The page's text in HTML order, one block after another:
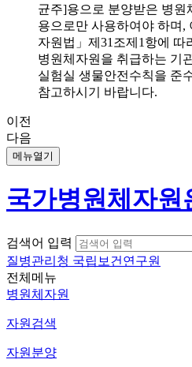
균주]용으로 분양받은 병원
용으로만 사용하여야 하며,
자원법」제31조제1항에 따
병원체자원을 취급하는 기
실험실 생물안전수칙을 준
참고하시기 바랍니다.
이전
다음
메뉴열기
국가병원체자원
검색어 입력
질병관리청 국립보건연구원
전체메뉴
병원체자원
자원검색
자원분양